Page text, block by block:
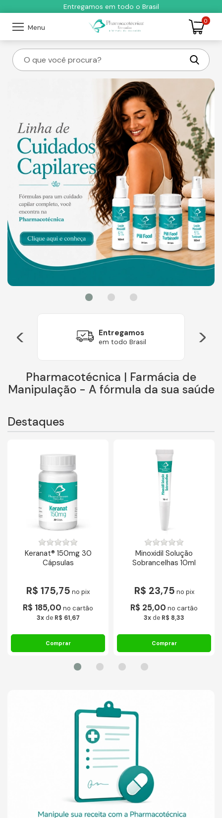
Entregamos em todo o Brasil
Menu
0
Entregamos
em todo Brasil
< >
Pharmacotécnica | Farmácia de
Manipulação - A fórmula da sua saúde
Destaques
Keranat® 150mg 30
Cápsulas
R$ 175,75 no pix
R$ 185,00 no cartão
3xde R$ 61,67
Minoxidil Solução
Sobrancelhas 10ml
R$ 23,75 no pix
R$ 25,00 no cartão
3x de R$ 8,33